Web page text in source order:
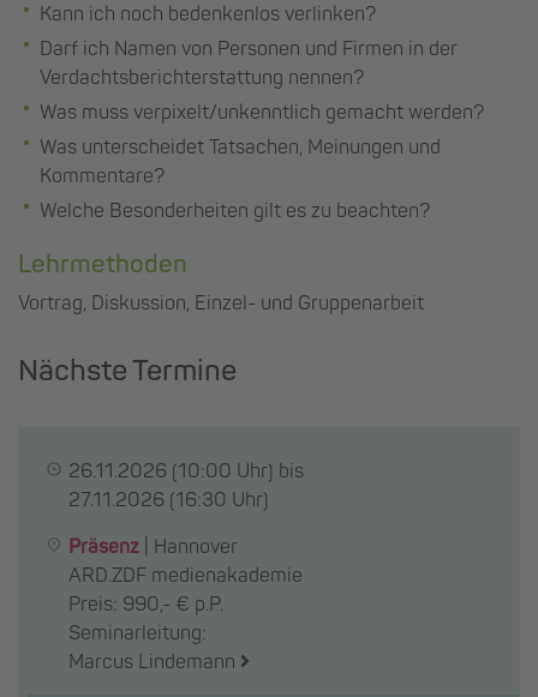
Kann ich noch bedenkenlos verlinken?
Darf ich Namen von Personen und Firmen in der
Verdachtsberichterstattung nennen?
Was muss verpixelt/unkenntlich gemacht werden?
Was unterscheidet Tatsachen, Meinungen und
Kommentare?
Welche Besonderheiten gilt es zu beachten?
Lehrmethoden
Vortrag, Diskussion, Einzel- und Gruppenarbeit
Nächste Termine
26.11.2026 (10:00 Uhr) bis
27.11.2026 (16:30 Uhr)
Präsenz
Hannover
ARD.ZDF medienakademie
Preis: 990,- € p.P.
Seminarleitung:
Marcus Lindemann